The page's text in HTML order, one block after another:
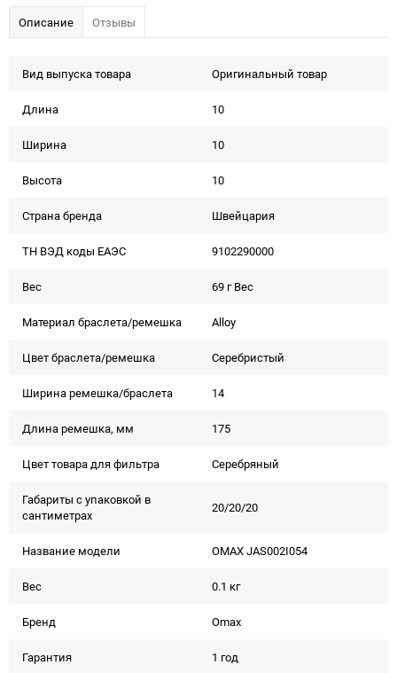
Описание Отзывы
Вид выпуска товара Оригинальный товар
Длина 10
Ширина 10
Высота 10
Страна бренда Швейцария
ТН ВЭД коды ЕАЭС 9102290000
Вес 69 г Вес
Материал браслета/ремешка Alloy
Цвет браслета/ремешка Серебристый
Ширина ремешка/браслета 14
Длина ремешка, мм 175
Цвет товара для фильтра Серебряный
Габариты с упаковкой в
сантиметрах
20/20/20
Название модели OMAX JAS002I054
Вес 0.1 кг
Бренд Omax
Гарантия 1 год